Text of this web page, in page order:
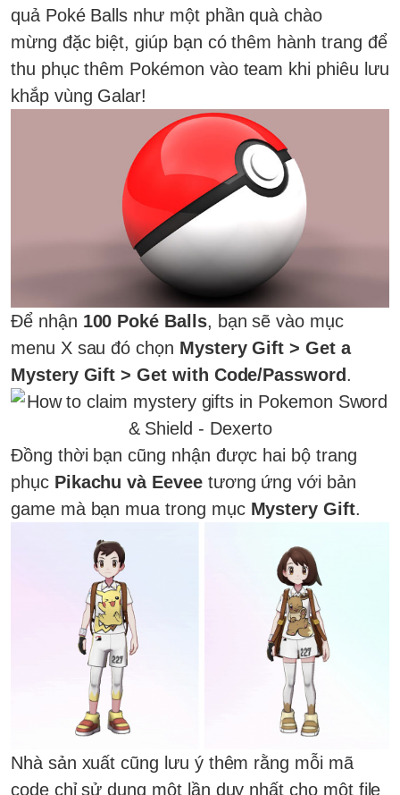
quả Poké Balls như một phần quà chào
mừng đặc biệt, giúp bạn có thêm hành trang để
thu phục thêm Pokémon vào team khi phiêu lưu
khắp vùng Galar!
Để nhận 100 Poké Balls, bạn sẽ vào mục
menu X sau đó chọn Mystery Gift > Get a
Mystery Gift > Get with Code/Password .
Đồng thời bạn cũng nhận được hai bộ trang
phục Pikachu và Eeveetương ứng với bản
game mà bạn mua trong mục Mystery Gift.
Nhà sản xuất cũng lưu ý thêm rằng mỗi mã
code chỉ sử dụng một lần duy nhất cho một file